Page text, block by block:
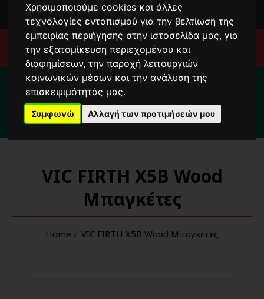
Χρησιμοποιούμε cookies και άλλες
τεχνολογίες εντοπισμού για την βελτίωση της
εμπειρίας περιήγησης στην ιστοσελίδα μας, για
την εξατομίκευση περιεχομένου και
διαφημίσεων, την παροχή λειτουργιών
κοινωνικών μέσων και την ανάλυση της
επισκεψιμότητάς μας.
Συμφωνώ Αλλαγή των προτιμήσεών μου
Μενού
Για κάθε σας απορία καλέστε μας στο:
2104222000
3 λεπτάαπό τη στάση μετρό'Δημοτικό Θέατρο'Πειραιά
VIC FIRTH X5B Wood
Μπαγκέτες
Home VIC FIRTH X5B Wood Μπαγκέτες